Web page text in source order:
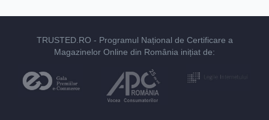
TRUSTED.RO - Programul Național de Certificare a
Magazinelor Online din România inițiat de: